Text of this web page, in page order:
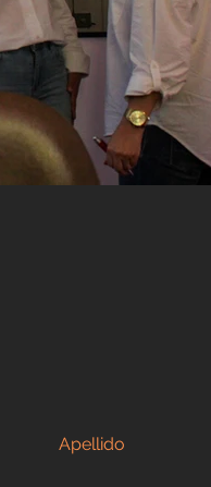
Apellido